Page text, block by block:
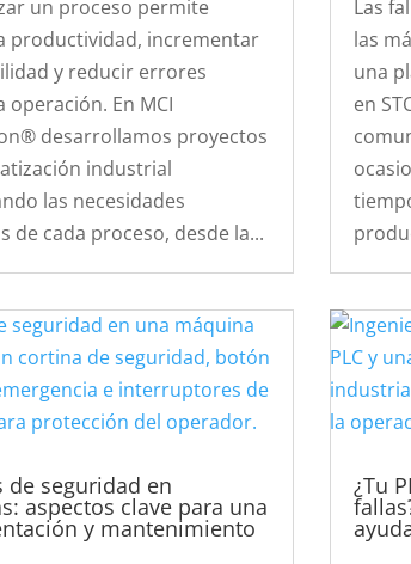
un proceso permite
productividad, incrementar
y reducir errores
operación. En MCI
desarrollamos proyectos
industrial
las necesidades
de cada proceso, desde la...
Las
las
una
en
de seguridad en
aspectos clave para una
y mantenimiento
¿Tu